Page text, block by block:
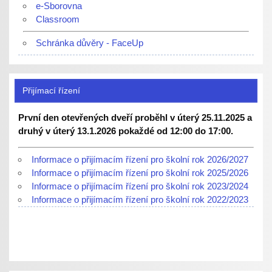
e-Sborovna
Classroom
Schránka důvěry - FaceUp
Přijímací řízení
První den otevřených dveří proběhl v úterý 25.11.2025 a
druhý v úterý 13.1.2026 pokaždé od 12:00 do 17:00.
Informace o přijímacím řízení pro školní rok 2026/2027
Informace o přijímacím řízení pro školní rok 2025/2026
Informace o přijímacím řízení pro školní rok 2023/2024
Informace o přijímacím řízení pro školní rok 2022/2023